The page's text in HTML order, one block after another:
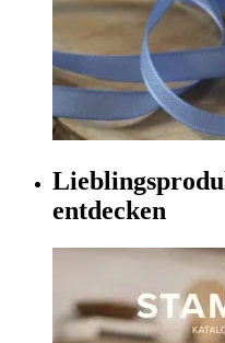
entdecken